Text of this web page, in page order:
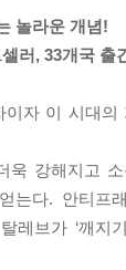
놀라운 개념!
러, 33개국 출
자 이 시대
욱 강해지고
는다. 안티
레브가 ‘깨지